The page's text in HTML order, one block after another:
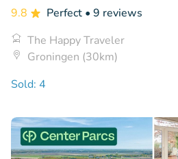
9.8 Perfect • 9 reviews
The Happy Traveler
Groningen (30km)
Sold: 4